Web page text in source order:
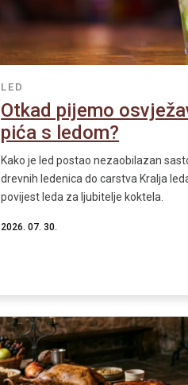
LED
Otkad pijemo
pića s ledom?
Kako je led postao nezaobilazan
drevnih ledenica do carstva Kralja
povijest leda za ljubitelje koktela.
2026. 07. 30.